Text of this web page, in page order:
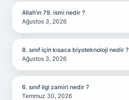
Allah’ın 79. ismi nedir ?
Ağustos 3, 2026
8. sınıf için kısaca biyoteknoloji nedir ?
Ağustos 3, 2026
6. sınıf ilgi zamiri nedir ?
Temmuz 30, 2026